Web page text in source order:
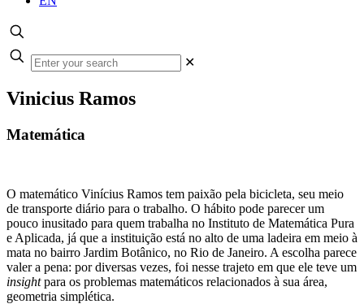
✕
Vinicius Ramos
Matemática
O matemático Vinícius Ramos tem paixão pela bicicleta, seu meio
de transporte diário para o trabalho. O hábito pode parecer um
pouco inusitado para quem trabalha no Instituto de Matemática Pura
e Aplicada, já que a instituição está no alto de uma ladeira em meio à
mata no bairro Jardim Botânico, no Rio de Janeiro. A escolha parece
valer a pena: por diversas vezes, foi nesse trajeto em que ele teve um
insightpara os problemas matemáticos relacionados à sua área,
geometria simplética.